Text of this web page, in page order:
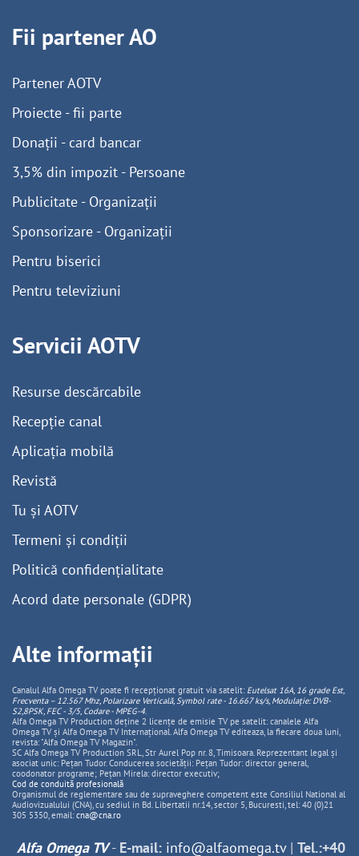
Fii partener AO
Partener AOTV
Proiecte - fii parte
Donații - card bancar
3,5% din impozit - Persoane
Publicitate - Organizații
Sponsorizare - Organizații
Pentru biserici
Pentru televiziuni
Servicii AOTV
Resurse descărcabile
Recepție canal
Aplicația mobilă
Revistă
Tu și AOTV
Termeni și condiții
Politică confidențialitate
Acord date personale (GDPR)
Alte informații
Canalul Alfa Omega TV poate fi recepționat gratuit via satelit: Eutelsat 16A, 16 grade Est,
Frecventa – 12.567 Mhz, PolarizareVerticală, Symbol rate - 16.667 ks/s, Modulație: DVB-
S2,8PSK, FEC - 3/5, Codare - MPEG-4.
Alfa Omega TV Production deține 2 licențe de emisie TV pe satelit: canalele Alfa
Omega TV și Alfa Omega TV Internațional. Alfa Omega TV editeaza, la fiecare doua luni,
revista: "Alfa Omega TV Magazin".
SC Alfa Omega TV Production SRL, Str Aurel Pop nr. 8, Timisoara. Reprezentant legal și
asociat unic: Pețan Tudor. Conducerea societății: Pețan Tudor: director general,
coodonator programe; Pețan Mirela: director executiv;
Cod de conduită profesională
Organismul de reglementare sau de supraveghere competent este Consiliul National al
Audiovizualului (CNA), cu sediul in Bd. Libertatii nr.14, sector 5, Bucuresti, tel: 40 (0)21
305 5350, email: cna@cna.ro
Alfa Omega TV- E-mail: info@alfaomega.tv| Tel.:+40